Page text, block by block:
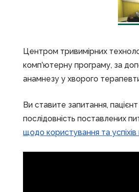
Центром тривимірних
комп’ютерну програму, за
анамнезу у хворого
Ви ставите запитання,
послідовність поставлених
щодо користування та успіхів